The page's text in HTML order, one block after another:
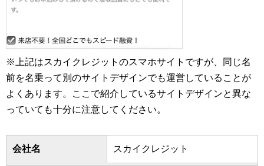
※上記はスカイクレジットのスマホサイトですが、同じ名
前を名乗って別のサイトデザインでも運営していることが
よくあります。ここで紹介しているサイトデザインと異な
っていても十分に注意してください。
会社名 スカイクレジット